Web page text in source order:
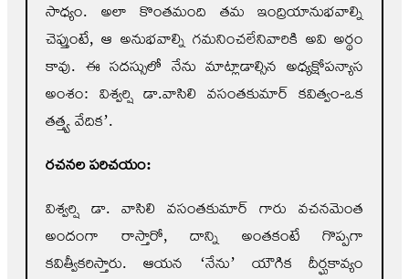
సాధ్యం. అలా కొంతమంది తమ ఇంద్రియానుభవాల్ని
చెప్తుంటే, ఆ అనుభవాల్ని గమనించలేనివారికి అవి అర్థం
కావు. ఈ సదస్సులో నేను మాట్లాడాల్సిన అధ్యక్షోపన్యాస
అంశం: విశ్వర్షి డా.వాసిలి వసంతకుమార్‌ కవిత్వం-ఒక
తత్త్వ వేదిక’.
రచనల పరిచయం:
విశ్వర్షి డా. వాసిలి వసంతకుమార్‌ గారు వచనమెంత
అందంగా రాస్తారో, దాన్ని అంతకంటే గొప్పగా
కవిత్వీకరిస్తారు. ఆయన ‘నేను’ యౌగిక దీర్ఘకావ్యం